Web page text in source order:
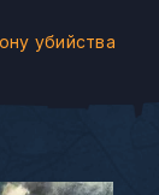
убийства